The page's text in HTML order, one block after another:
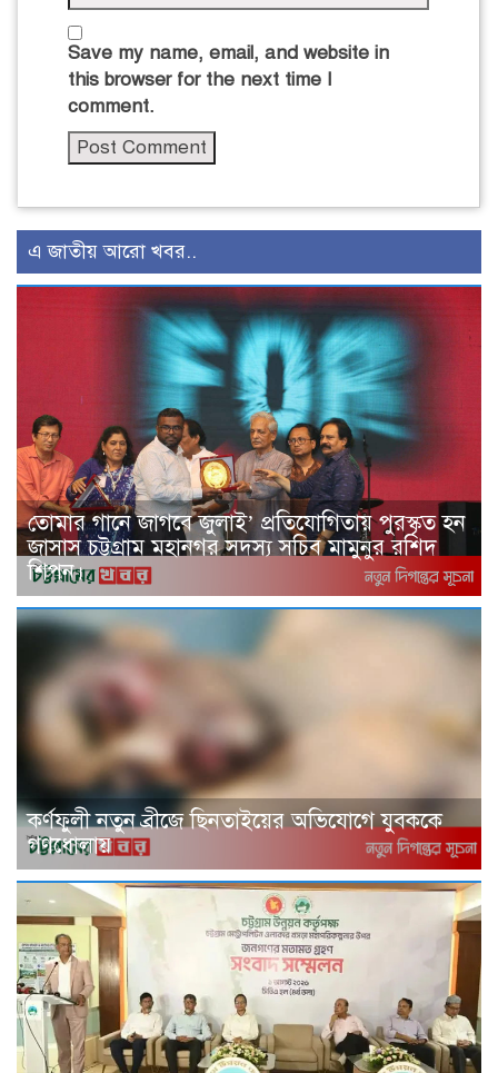
Save my name, email, and website in
this browser for the next time I
comment.
এ জাতীয় আরো খবর..
তোমার গানে জাগবে জুলাই’ প্রতিযোগিতায় পুরস্কৃত হন
জাসাস চট্টগ্রাম মহানগর সদস‌্য স‌চিব মামুনুর রশিদ
শিপন।
কর্ণফুলী নতুন ব্রীজে ছিনতাইয়ের অভিযোগে যুবককে
গণধোলায়